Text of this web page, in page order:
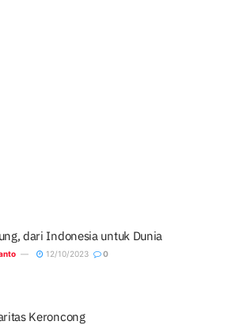
dari Indonesia untuk Dunia
12/10/2023 0
Keroncong